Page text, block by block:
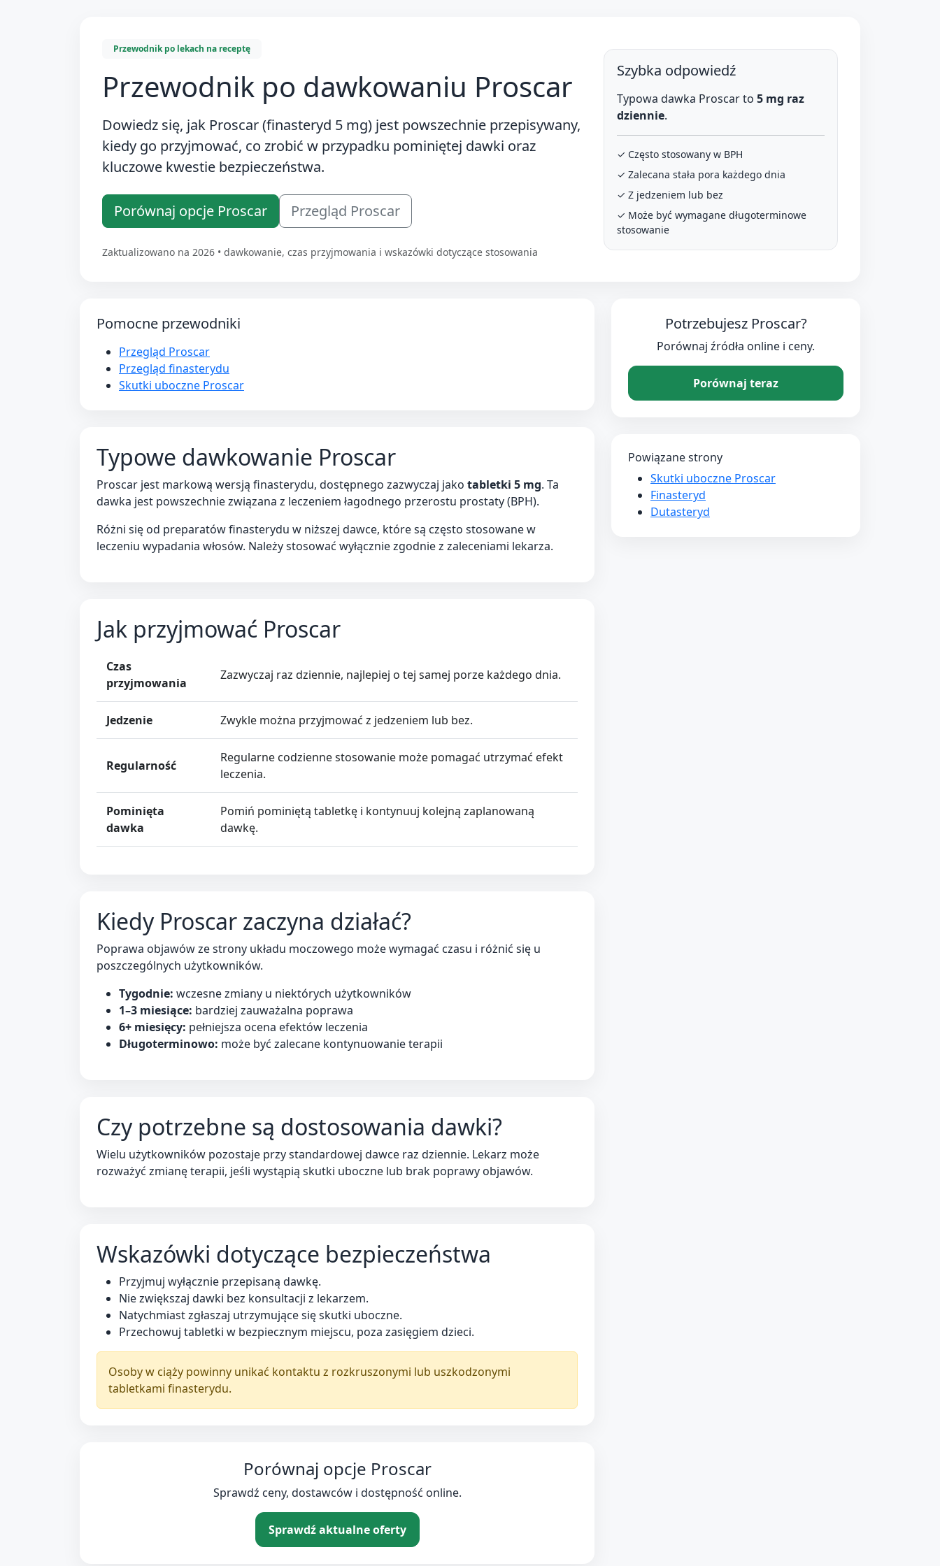
Przewodnik po lekach na receptę
Przewodnik po dawkowaniu Proscar
Dowiedz się, jak Proscar (finasteryd 5 mg) jest powszechnie przepisywany,
kiedy go przyjmować, co zrobić w przypadku pominiętej dawki oraz
kluczowe kwestie bezpieczeństwa.
Porównaj opcje Proscar Przegląd Proscar
Zaktualizowano na 2026 • dawkowanie, czas przyjmowania i wskazówki dotyczące stosowania
Szybka odpowiedź
Typowa dawka Proscar to5 mg raz
dziennie.
✓ Często stosowany w BPH
✓ Zalecana stała pora każdego dnia
✓ Z jedzeniem lub bez
✓ Może być wymagane długoterminowe
stosowanie
Pomocne przewodniki
Przegląd Proscar
Przegląd finasterydu
Skutki uboczne Proscar
Typowe dawkowanie Proscar
Proscar jest markową wersją finasterydu, dostępnego zazwyczaj jako tabletki 5 mg. Ta
dawka jest powszechnie związana z leczeniem łagodnego przerostu prostaty (BPH).
Różni się od preparatów finasterydu w niższej dawce, które są często stosowane w
leczeniu wypadania włosów. Należy stosować wyłącznie zgodnie z zaleceniami lekarza.
Jak przyjmować Proscar
Czas
przyjmowania
Zazwyczaj raz dziennie, najlepiej o tej samej porze każdego dnia.
Jedzenie Zwykle można przyjmować z jedzeniem lub bez.
Regularność
Regularne codzienne stosowanie może pomagać utrzymać efekt
leczenia.
Pominięta
dawka
Pomiń pominiętą tabletkę i kontynuuj kolejną zaplanowaną
dawkę.
Kiedy Proscar zaczyna działać?
Poprawa objawów ze strony układu moczowego może wymagać czasu i różnić się u
poszczególnych użytkowników.
Tygodnie: wczesne zmiany u niektórych użytkowników
1–3 miesiące: bardziej zauważalna poprawa
6+ miesięcy: pełniejsza ocena efektów leczenia
Długoterminowo: może być zalecane kontynuowanie terapii
Czy potrzebne są dostosowania dawki?
Wielu użytkowników pozostaje przy standardowej dawce raz dziennie. Lekarz może
rozważyć zmianę terapii, jeśli wystąpią skutki uboczne lub brak poprawy objawów.
Wskazówki dotyczące bezpieczeństwa
Przyjmuj wyłącznie przepisaną dawkę.
Nie zwiększaj dawki bez konsultacji z lekarzem.
Natychmiast zgłaszaj utrzymujące się skutki uboczne.
Przechowuj tabletki w bezpiecznym miejscu, poza zasięgiem dzieci.
Osoby w ciąży powinny unikać kontaktu z rozkruszonymi lub uszkodzonymi
tabletkami finasterydu.
Porównaj opcje Proscar
Sprawdź ceny, dostawców i dostępność online.
Sprawdź aktualne oferty
Potrzebujesz Proscar?
Porównaj źródła online i ceny.
Porównaj teraz
Powiązane strony
Skutki uboczne Proscar
Finasteryd
Dutasteryd